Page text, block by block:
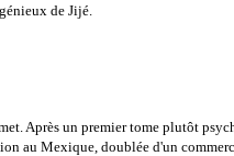
de Jijé.
Après un premier tome plutôt
au Mexique, doublée d'un